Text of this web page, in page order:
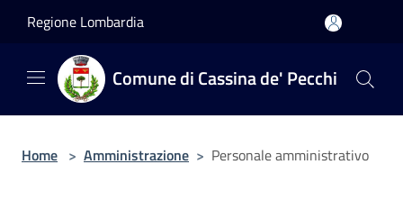
Regione Lombardia
Comune di Cassina de' Pecchi
Home > Amministrazione > Personale amministrativo